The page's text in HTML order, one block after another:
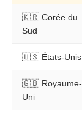
🇰🇷 Corée du
Sud
🇺🇸 États-Unis
🇬🇧 Royaume-
Uni